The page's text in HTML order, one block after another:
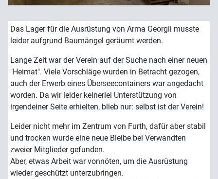
Das Lager für die Ausrüstung von Arma Georgii musste
leider aufgrund Baumängel geräumt werden.
Lange Zeit war der Verein auf der Suche nach einer neuen
"Heimat". Viele Vorschläge wurden in Betracht gezogen,
auch der Erwerb eines Überseecontainers war angedacht
worden. Da wir leider keinerlei Unterstützung von
irgendeiner Seite erhielten, blieb nur: selbst ist der Verein!
Leider nicht mehr im Zentrum von Furth, dafür aber stabil
und trocken wurde eine neue Bleibe bei Verwandten
zweier Mitglieder gefunden.
Aber, etwas Arbeit war vonnöten, um die Ausrüstung
wieder geschützt unterzubringen.